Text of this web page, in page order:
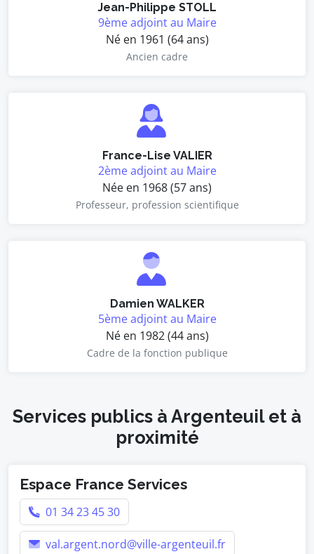
Jean-Philippe STOLL
9ème adjoint au Maire
Né en 1961 (64 ans)
Ancien cadre
France-Lise VALIER
2ème adjoint au Maire
Née en 1968 (57 ans)
Professeur, profession scientifique
Damien WALKER
5ème adjoint au Maire
Né en 1982 (44 ans)
Cadre de la fonction publique
Services publics à Argenteuil et à
proximité
Espace France Services
01 34 23 45 30
val.argent.nord@ville-argenteuil.fr